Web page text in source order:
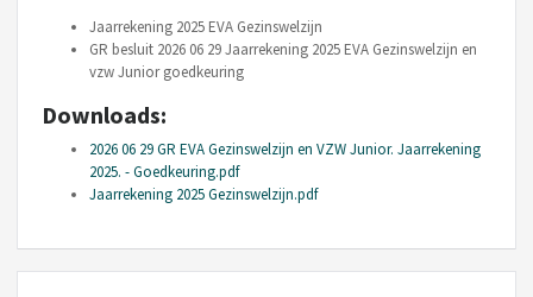
Jaarrekening 2025 EVA Gezinswelzijn
GR besluit 2026 06 29 Jaarrekening 2025 EVA Gezinswelzijn en
vzw Junior goedkeuring
Downloads:
2026 06 29 GR EVA Gezinswelzijn en VZW Junior. Jaarrekening
2025. - Goedkeuring.pdf
Jaarrekening 2025 Gezinswelzijn.pdf